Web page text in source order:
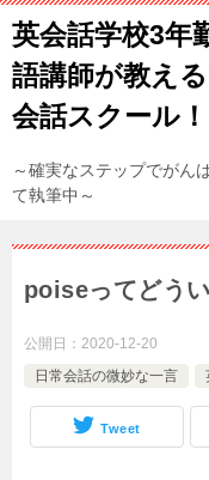
英会話学校3年
語講師が教え
会話スクール！
～確実なステップでがん
て執筆中～
poiseってどう
公開日： 2020-12-20
日常会話の微妙な一言
Tweet